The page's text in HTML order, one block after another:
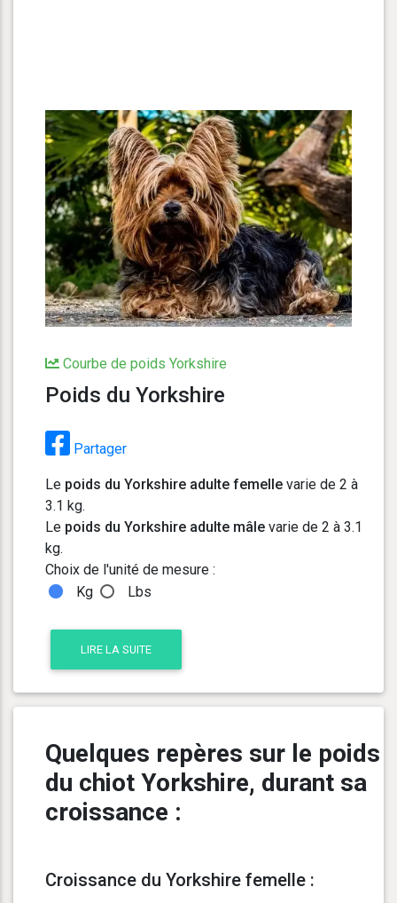
Courbe de poids Yorkshire
Poids du Yorkshire
Partager
Le poids du Yorkshire adulte femelle varie de 2 à
3.1 kg.
Le poids du Yorkshire adulte mâle varie de 2 à 3.1
kg.
Choix de l'unité de mesure :
Kg
Lbs
LIRE LA SUITE
Quelques repères sur le poids
du chiot Yorkshire, durant sa
croissance :
Croissance du Yorkshire femelle :